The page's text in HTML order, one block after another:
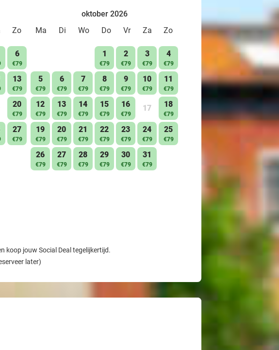
Zo
6
€79
13
€79
20
€79
27
€79
oktober 2026
Ma
Di Wo Do Vr Za Zo
1
€79
2
€79
3
€79
4
€79
5
€79
6
€79
7
€79
8
€79
9
€79
10
€79
11
€79
12
€79
13
€79
14
€79
15
€79
16
€79
17 18
€79
19
€79
20
€79
21
€79
22
€79
23
€79
24
€79
25
€79
26
€79
27
€79
28
€79
29
€79
30
€79
31
€79
koop jouw Social Deal tegelijkertijd.
later)